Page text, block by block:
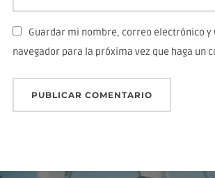
Guardar mi nombre, correo electrónico y
navegador para la próxima vez que haga un